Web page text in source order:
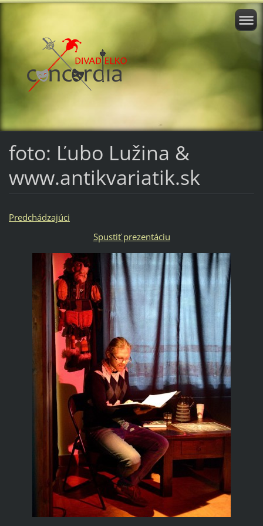
foto: Ľubo Lužina &
www.antikvariatik.sk
Predchádzajúci
Spustiť prezentáciu